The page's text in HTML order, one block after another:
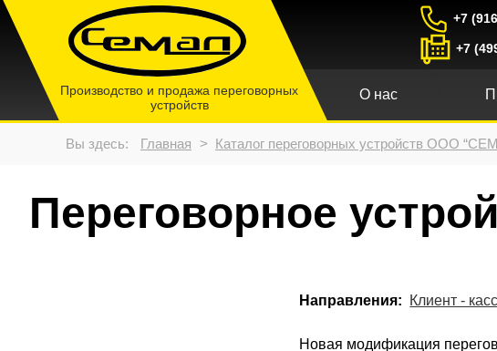
Производство и продажа переговорных
устройств
+7
+7
О нас
Вы здесь: Главная > Каталог переговорных устройств ООО
Переговорное
Направления: Клиент -
Новая модификация